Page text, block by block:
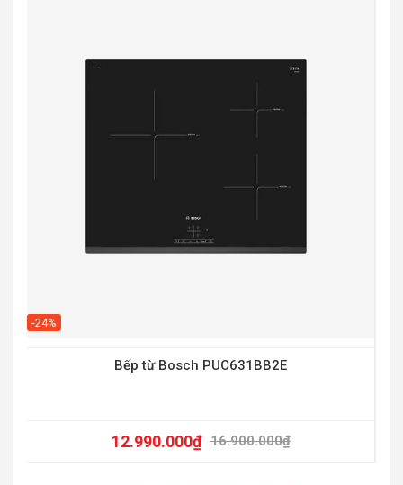
-24%
Bếp từ Bosch PUC631BB2E
16.900.000₫
12.990.000₫